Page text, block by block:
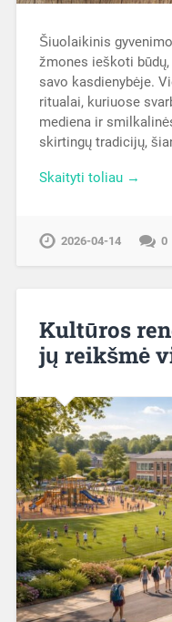
Šiuolaikinis
žmones ieškoti
savo kasdienybėje.
ritualai, kuriuose
mediena ir
skirtingų tradicijų,
Skaityti toliau →
2026-04-14 0
Kultūros
jų reikšmė